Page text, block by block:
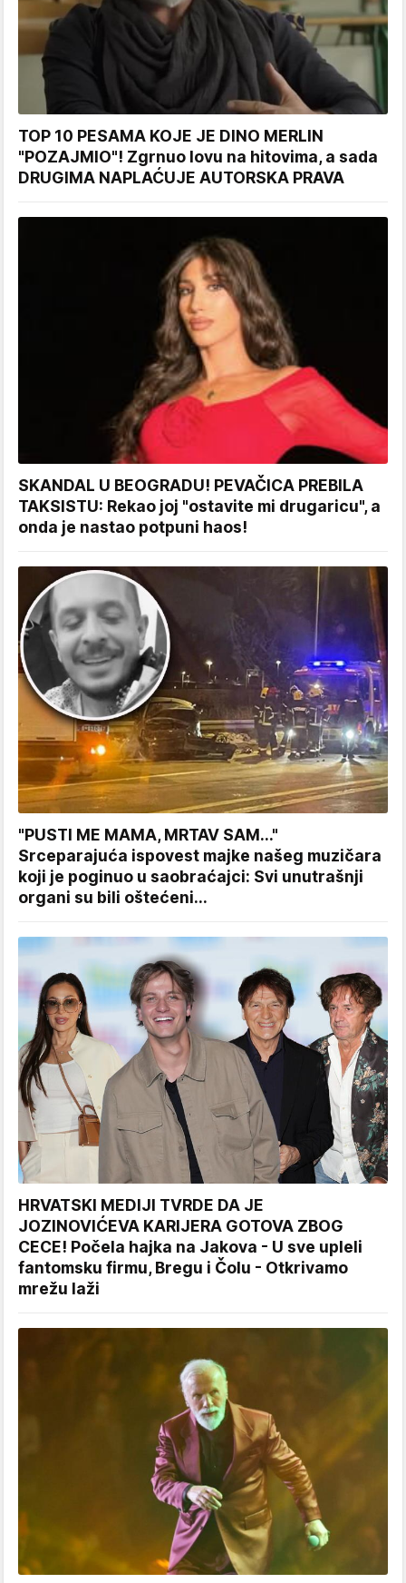
TOP 10 PESAMA KOJE JE DINO MERLIN
"POZAJMIO"! Zgrnuo lovu na hitovima, a sada
DRUGIMA NAPLAĆUJE AUTORSKA PRAVA
SKANDAL U BEOGRADU! PEVAČICA PREBILA
TAKSISTU: Rekao joj "ostavite mi drugaricu", a
onda je nastao potpuni haos!
"PUSTI ME MAMA, MRTAV SAM..."
Srceparajuća ispovest majke našeg muzičara
koji je poginuo u saobraćajci: Svi unutrašnji
organi su bili oštećeni...
HRVATSKI MEDIJI TVRDE DA JE
JOZINOVIĆEVA KARIJERA GOTOVA ZBOG
CECE! Počela hajka na Jakova - U sve upleli
fantomsku firmu, Bregu i Čolu - Otkrivamo
mrežu laži